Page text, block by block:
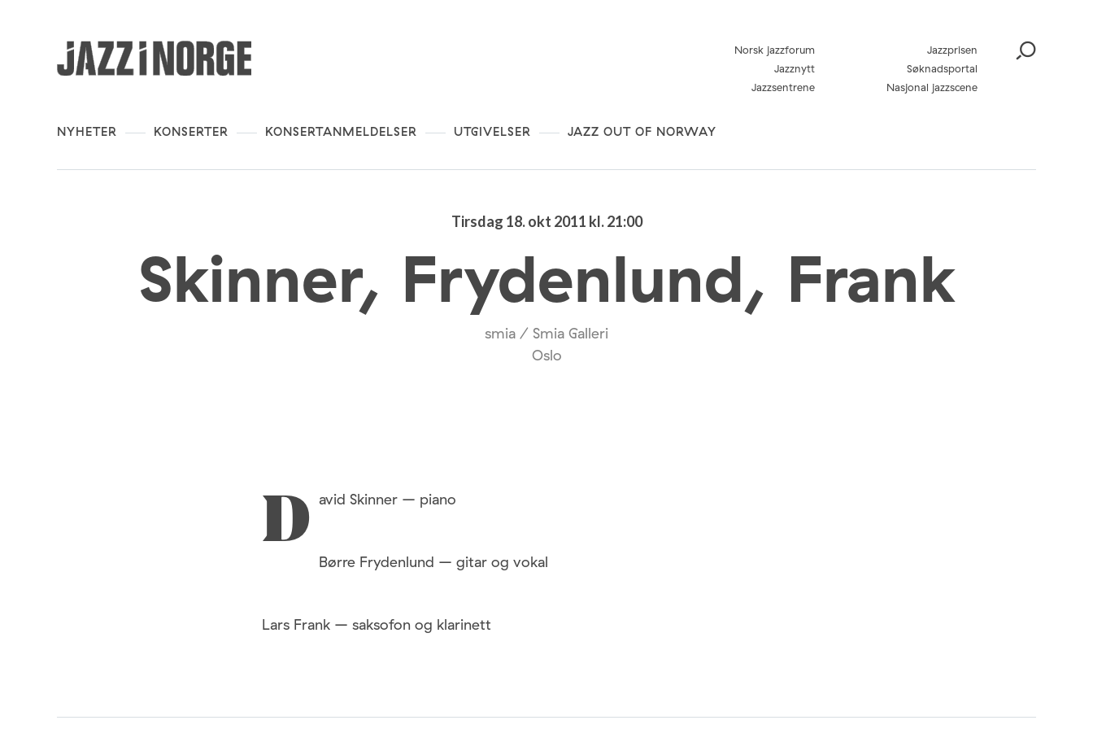
NYHETER KONSERTER KONSERTANMELDELSER UTGIVELSER JAZZ OUT OF NORWAY
Norsk jazzforum
Jazzprisen
Jazznytt
Søknadsportal
Jazzsentrene
Nasjonal jazzscene
Tirsdag 18. okt 2011 kl. 21:00
Skinner, Frydenlund, Frank
smia / Smia Galleri
Oslo
D avid Skinner – piano
Børre Frydenlund – gitar og vokal
Lars Frank – saksofon og klarinett